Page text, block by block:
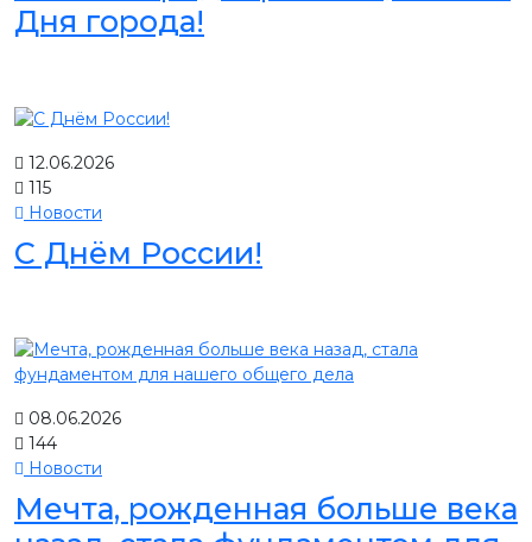
Дня города!
12.06.2026
115
Новости
С Днём России!
08.06.2026
144
Новости
Мечта, рожденная больше века